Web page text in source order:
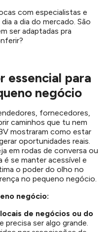
com especialistas e
a dia do mercado. São
ser adaptadas pra
essencial para
negócio
fornecedores,
caminhos que tu nem
mostraram como estar
oportunidades reais.
em rodas de conversa ou
se manter acessível e
o poder do olho no
no pequeno negócio.
negócio:
de negócios ou do
precisa ser algo grande.